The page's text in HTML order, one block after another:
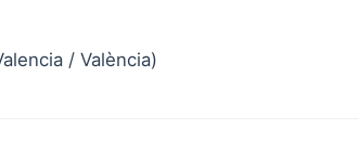
/ València)